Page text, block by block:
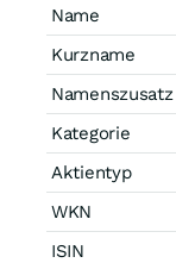
Name
Kurzname
Namenszusatz
Kategorie
Aktientyp
WKN
ISIN